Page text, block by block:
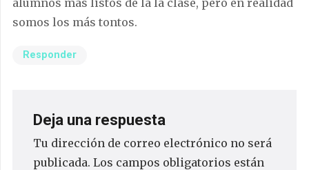
alumnos más listos de la la clase, pero en realidad
somos los más tontos.
Responder
Deja una respuesta
Tu dirección de correo electrónico no será
publicada. Los campos obligatorios están